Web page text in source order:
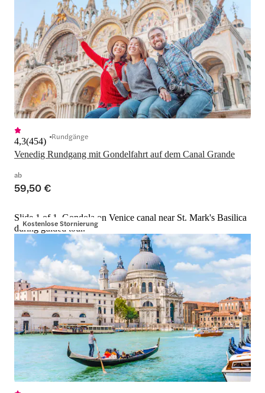
Venedig Rundgang mit Gondelfahrt auf dem Canal Grande
4,3(454) Rundgänge
ab
59,50 €
Kostenlose Stornierung
Slide 1 of 1, Gondola on Venice canal near St. Mark's Basilica
during guided tour.